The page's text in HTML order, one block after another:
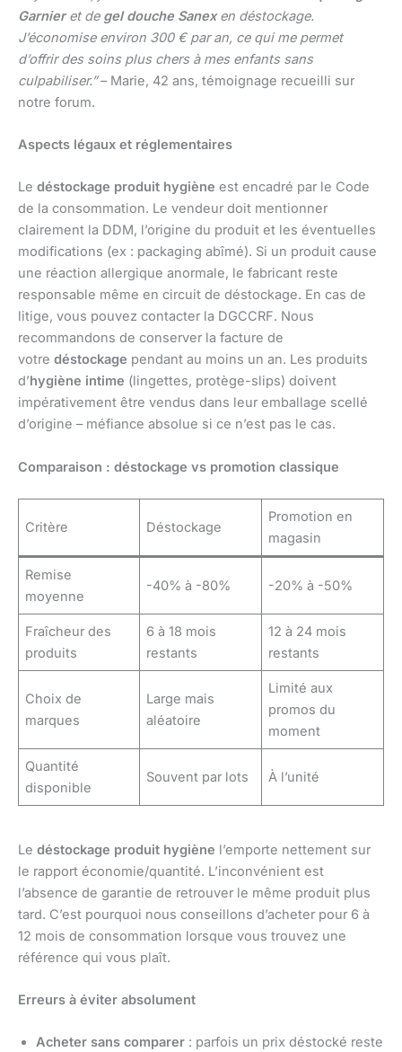
Garnieret de gel douche Sanexen déstockage.
J’économise environ 300 € par an, ce qui me permet
d’offrir des soins plus chers à mes enfants sans
culpabiliser.”– Marie, 42 ans, témoignage recueilli sur
notre forum.
Aspects légaux et réglementaires
Le déstockage produit hygiène est encadré par le Code
de la consommation. Le vendeur doit mentionner
clairement la DDM, l’origine du produit et les éventuelles
modifications (ex : packaging abîmé). Si un produit cause
une réaction allergique anormale, le fabricant reste
responsable même en circuit de déstockage. En cas de
litige, vous pouvez contacter la DGCCRF. Nous
recommandons de conserver la facture de
votre déstockage pendant au moins un an. Les produits
d’hygiène intime (lingettes, protège-slips) doivent
impérativement être vendus dans leur emballage scellé
d’origine – méfiance absolue si ce n’est pas le cas.
Comparaison : déstockage vs promotion classique
Critère Déstockage
Promotion en
magasin
Remise
moyenne
-40% à -80% -20% à -50%
Fraîcheur des
produits
6 à 18 mois
restants
12 à 24 mois
restants
Choix de
marques
Large mais
aléatoire
Limité aux
promos du
moment
Quantité
disponible
Souvent par lots À l’unité
Le déstockage produit hygiène l’emporte nettement sur
le rapport économie/quantité. L’inconvénient est
l’absence de garantie de retrouver le même produit plus
tard. C’est pourquoi nous conseillons d’acheter pour 6 à
12 mois de consommation lorsque vous trouvez une
référence qui vous plaît.
Erreurs à éviter absolument
Acheter sans comparer : parfois un prix déstocké reste